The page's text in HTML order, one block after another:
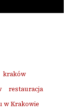
kraków
restauracja
w Krakowie